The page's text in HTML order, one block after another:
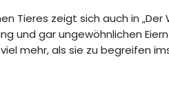
Tieres zeigt sich auch in
und gar ungewöhnlichen
mehr, als sie zu begreifen